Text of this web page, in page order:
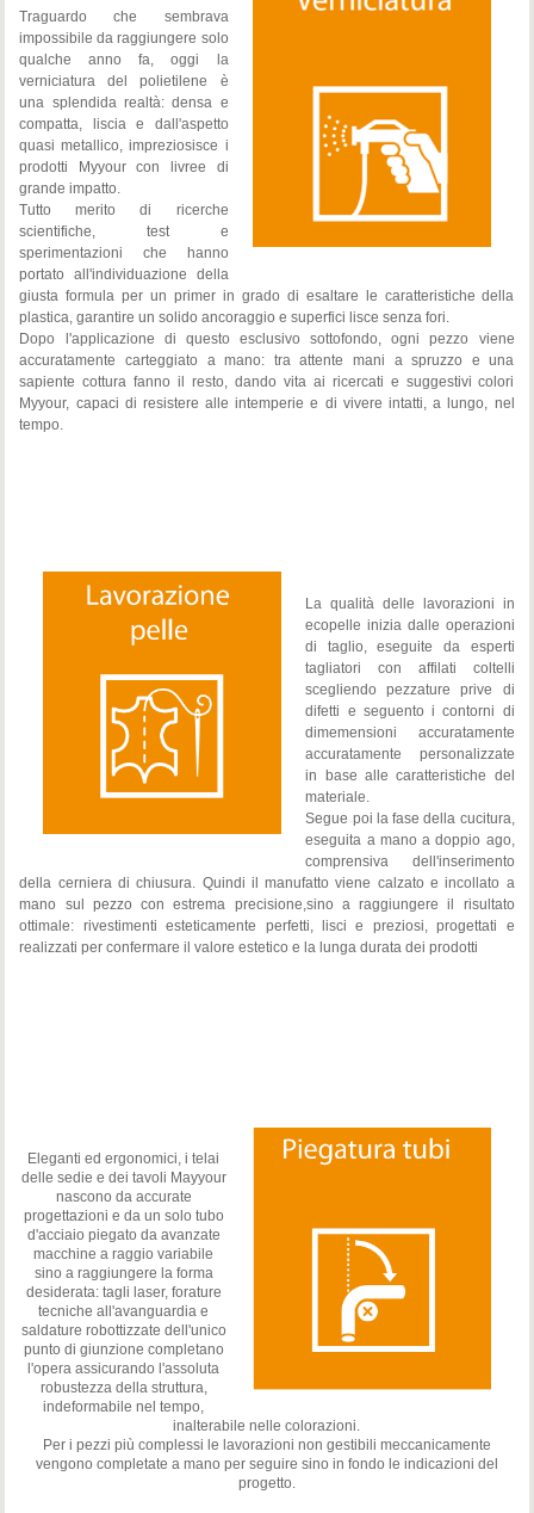
Traguardo che sembrava
impossibile da raggiungere solo
qualche anno fa, oggi la
verniciatura del polietilene è
una splendida realtà: densa e
compatta, liscia e dall'aspetto
quasi metallico, impreziosisce i
prodotti Myyour con livree di
grande impatto.
Tutto merito di ricerche
scientifiche, test e
sperimentazioni che hanno
portato all'individuazione della
giusta formula per un primer in grado di esaltare le caratteristiche della
plastica, garantire un solido ancoraggio e superfici lisce senza fori.
Dopo l'applicazione di questo esclusivo sottofondo, ogni pezzo viene
accuratamente carteggiato a mano: tra attente mani a spruzzo e una
sapiente cottura fanno il resto, dando vita ai ricercati e suggestivi colori
Myyour, capaci di resistere alle intemperie e di vivere intatti, a lungo, nel
tempo.
La qualità delle lavorazioni in
ecopelle inizia dalle operazioni
di taglio, eseguite da esperti
tagliatori con affilati coltelli
scegliendo pezzature prive di
difetti e seguento i contorni di
dimemensioni accuratamente
accuratamente personalizzate
in base alle caratteristiche del
materiale.
Segue poi la fase della cucitura,
eseguita a mano a doppio ago,
comprensiva dell'inserimento
della cerniera di chiusura. Quindi il manufatto viene calzato e incollato a
mano sul pezzo con estrema precisione,sino a raggiungere il risultato
ottimale: rivestimenti esteticamente perfetti, lisci e preziosi, progettati e
realizzati per confermare il valore estetico e la lunga durata dei prodotti
Eleganti ed ergonomici, i telai
delle sedie e dei tavoli Mayyour
nascono da accurate
progettazioni e da un solo tubo
d'acciaio piegato da avanzate
macchine a raggio variabile
sino a raggiungere la forma
desiderata: tagli laser, forature
tecniche all'avanguardia e
saldature robottizzate dell'unico
punto di giunzione completano
l'opera assicurando l'assoluta
robustezza della struttura,
indeformabile nel tempo,
inalterabile nelle colorazioni.
Per i pezzi più complessi le lavorazioni non gestibili meccanicamente
vengono completate a mano per seguire sino in fondo le indicazioni del
progetto.